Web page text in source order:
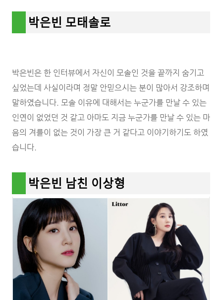
박은빈 모태솔로
박은빈은 한 인터뷰에서 자신이 모솔인 것을 끝까지 숨기고
싶었는데 사실이라며 정말 안믿으시는 분이 많아서 강조하며
말하였습니다. 모솔 이유에 대해서는 누군가를 만날 수 있는
인연이 없었던 것 같고 아마도 지금 누군가를 만날 수 있는 마
음의 겨를이 없는 것이 가장 큰 거 같다고 이야기하기도 하였
습니다.
박은빈 남친 이상형